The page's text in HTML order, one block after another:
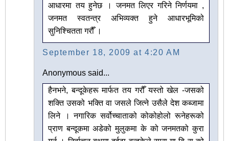
आधारमा तय हुनेछ । जनमत लिएर गरिने निर्णयमा ,
जनमत स्वतन्त्र अभिव्यक्त हुने आधारभूमिको
सुनिश्चितता गरौँ ।
September 18, 2009 at 4:20 AM
Anonymous said...
हैनभने, बन्दूकेहरू मार्फत तय गरौँ यस्तो खेल -जसको
शक्ति उसको भक्ति वा जसले जित्ने उसैले देश कब्जामा
लिने । नगारिक सर्वोच्चाताको कोकोहोलो रूनेहरूको
प्राण बन्दूकमा अडेको मुलुकमा के को जनमतको कुरा